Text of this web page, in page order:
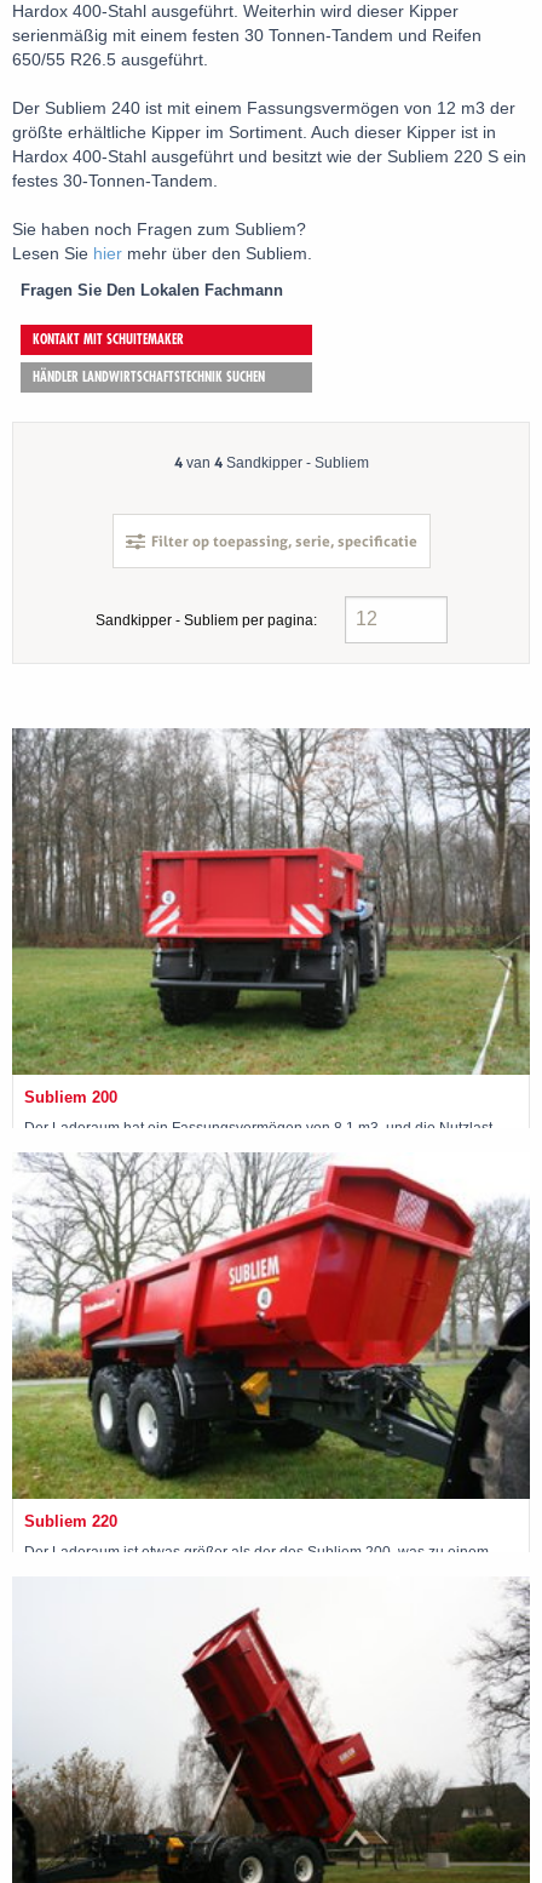
Hardox 400-Stahl ausgeführt. Weiterhin wird dieser Kipper
serienmäßig mit einem festen 30 Tonnen-Tandem und Reifen
650/55 R26.5 ausgeführt.
Der Subliem 240 ist mit einem Fassungsvermögen von 12 m3 der
größte erhältliche Kipper im Sortiment. Auch dieser Kipper ist in
Hardox 400-Stahl ausgeführt und besitzt wie der Subliem 220 S ein
festes 30-Tonnen-Tandem.
Sie haben noch Fragen zum Subliem?
Lesen Sie hier mehr über den Subliem.
Fragen Sie Den Lokalen Fachmann
KONTAKT MIT SCHUITEMAKER
HÄNDLER LANDWIRTSCHAFTSTECHNIK SUCHEN
4 van 4Sandkipper - Subliem
Filter op toepassing, serie, specificatie
Sandkipper - Subliem per pagina:
Subliem 200
Der Laderaum hat ein Fassungsvermögen von 8,1 m3, und die Nutzlast
Maschine ansehen »
Subliem 220
Der Laderaum ist etwas größer als der des Subliem 200, was zu einem
Maschine ansehen »